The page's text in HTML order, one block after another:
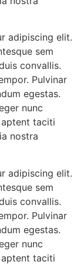
adipiscing elit.
sem
convallis.
Pulvinar
egestas.
nunc
taciti
nostra
adipiscing elit.
sem
convallis.
Pulvinar
egestas.
nunc
taciti